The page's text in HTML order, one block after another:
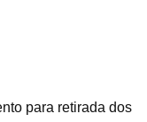
para retirada dos